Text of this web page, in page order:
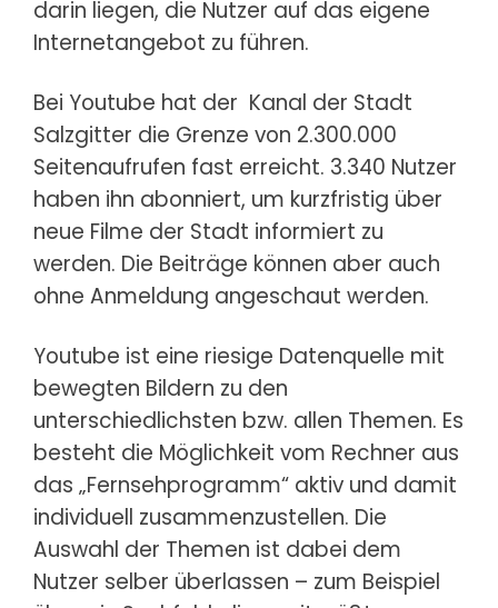
darin liegen, die Nutzer auf das eigene
Internetangebot zu führen.
Bei Youtube hat der Kanal der Stadt
Salzgitter die Grenze von 2.300.000
Seitenaufrufen fast erreicht. 3.340 Nutzer
haben ihn abonniert, um kurzfristig über
neue Filme der Stadt informiert zu
werden. Die Beiträge können aber auch
ohne Anmeldung angeschaut werden.
Youtube ist eine riesige Datenquelle mit
bewegten Bildern zu den
unterschiedlichsten bzw. allen Themen. Es
besteht die Möglichkeit vom Rechner aus
das „Fernsehprogramm“ aktiv und damit
individuell zusammenzustellen. Die
Auswahl der Themen ist dabei dem
Nutzer selber überlassen – zum Beispiel